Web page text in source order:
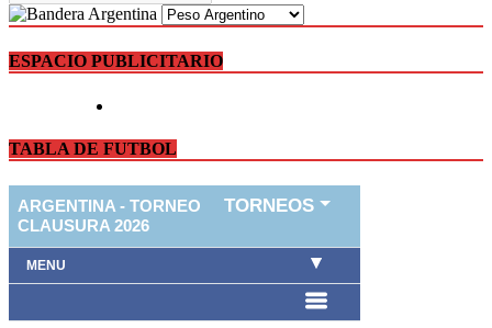
ESPACIO PUBLICITARIO
TABLA DE FUTBOL